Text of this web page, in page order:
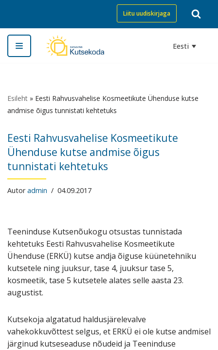
Skip
to
content
Liitu uudiskirjaga
Eesti
Esileht » Eesti Rahvusvahelise Kosmeetikute Ühenduse kutse
andmise õigus tunnistati kehtetuks
Eesti Rahvusvahelise Kosmeetikute
Ühenduse kutse andmise õigus
tunnistati kehtetuks
Autoradmin 04.09.2017
Teeninduse Kutsenõukogu otsustas tunnistada
kehtetuks Eesti Rahvusvahelise Kosmeetikute
Ühenduse (ERKÜ) kutse andja õiguse küünetehniku
kutsetele ning juuksur, tase 4, juuksur tase 5,
kosmeetik, tase 5 kutsetele alates selle aasta 23.
augustist.
Kutsekoja algatatud haldusjärelevalve
vahekokkuvõttest selgus, et ERKÜ ei ole kutse andmisel
järginud kutseseaduse nõudeid ja Teeninduse